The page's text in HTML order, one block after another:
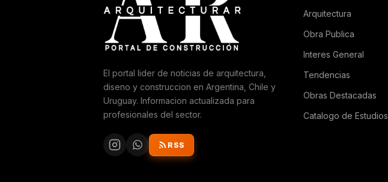
El portal lider de noticias de arquitectura,
diseno y construccion en Argentina, Chile y
Uruguay. Informacion actualizada para
profesionales del sector.
RSS
Arquitectura
Obra Publica
Interes General
Tendencias
Obras Destacadas
Catalogo de Estudios